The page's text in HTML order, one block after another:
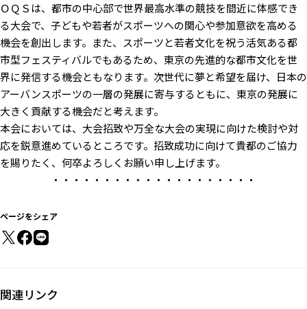
ＯＱＳは、都市の中心部で世界最高水準の競技を間近に体感でき
る大会で、子どもや若者がスポーツへの関心や参加意欲を高める
機会を創出します。また、スポーツと若者文化を祝う活気ある都
市型フェスティバルでもあるため、東京の先進的な都市文化を世
界に発信する機会ともなります。次世代に夢と希望を届け、日本の
アーバンスポーツの一層の発展に寄与するともに、東京の発展に
大きく貢献する機会だと考えます。
本会においては、大会招致や万全な大会の実現に向けた検討や対
応を鋭意進めているところです。招致成功に向けて貴都のご協力
を賜りたく、何卒よろしくお願い申し上げます。
・・・・・・・・・・・・・・・・・・・・
ページをシェア
関連リンク